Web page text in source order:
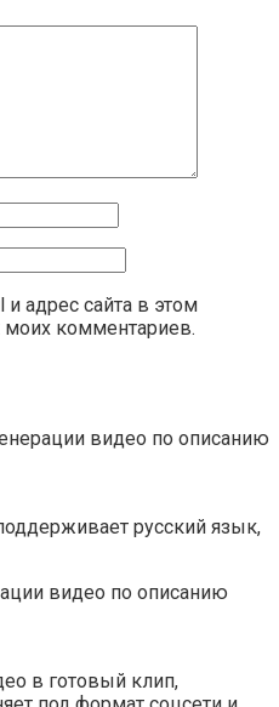
адрес сайта в этом
комментариев.
русский язык,
в готовый клип,